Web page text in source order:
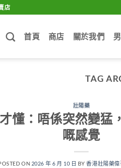
店
首頁 商店 關於我們
TAG
壯陽藥
懂：唔係突然變猛
嘅感覺
ON 2026 年 6 月 10 日 BY香港壯陽藥